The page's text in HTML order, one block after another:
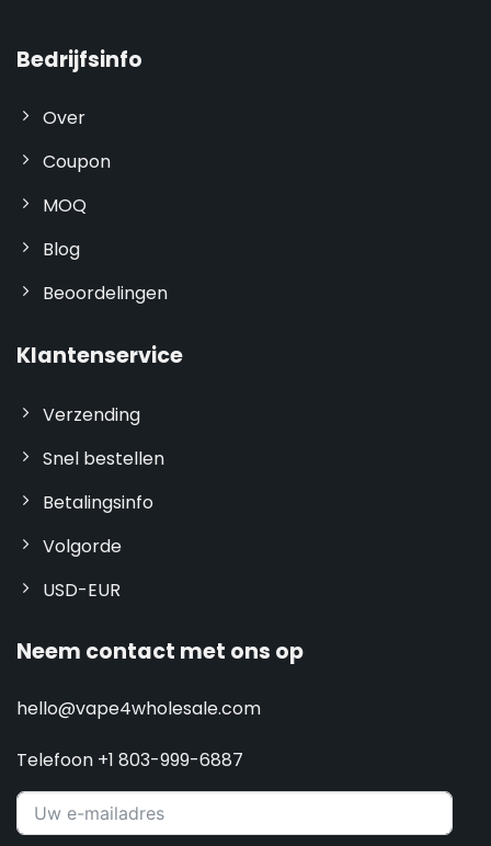
Bedrijfsinfo
Over
Coupon
MOQ
Blog
Beoordelingen
Klantenservice
Verzending
Snel bestellen
Betalingsinfo
Volgorde
USD-EUR
Neem contact met ons op
hello@vape4wholesale.com
Telefoon +1 803-999-6887